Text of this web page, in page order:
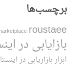
برچسب‌ها
roustaee
بازایابی در
ابزار بازاریابی در